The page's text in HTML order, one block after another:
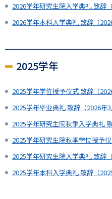
2026学年研究生院入学典礼 致辞
2026学年本科入学典礼 致辞（
2025学年
2025学年学位授予仪式 致辞（
2025学年毕业典礼 致辞（2026年3
2025学年研究生院秋季入学典礼
2025学年研究生院秋季学位授予
2025学年研究生院入学典礼 致辞
2025学年本科入学典礼 致辞（